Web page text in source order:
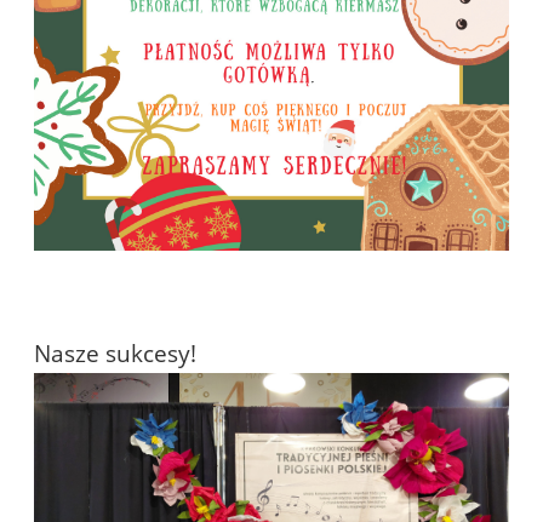
Nasze sukcesy!